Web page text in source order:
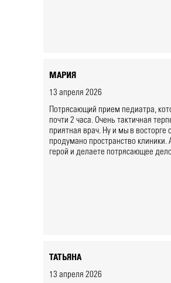
МАРИЯ
13 апреля 2026
Потрясающий прием педиатра,
почти 2 часа. Очень тактичная
приятная врач. Ну и мы в восторге
продумано пространство клиники.
герой и делаете потрясающее
ТАТЬЯНА
13 апреля 2026